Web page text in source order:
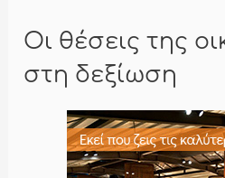
Οι θέσεις της
στη δεξίωση